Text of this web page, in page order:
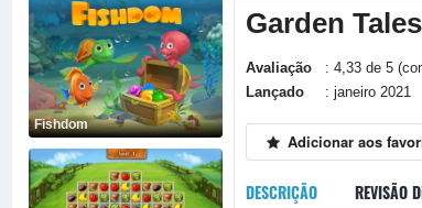
Fishdom
Garden
Avaliação
: 4,33 de 5
Lançado
: janeiro 2021
Adicionar aos
DESCRIÇÃO REVISÃO